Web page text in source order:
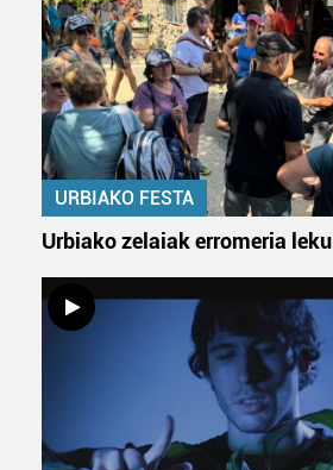
URBIAKO FESTA
Urbiako zelaiak erromeria leku